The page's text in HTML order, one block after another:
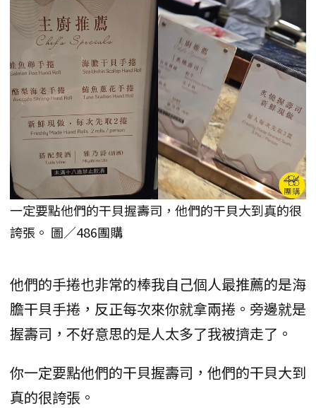
一定要點他們的干貝握壽司，他們的干貝大到真的很
誇張。 圖／486團購
他們的手捲也非常的棒我自己個人最推薦的是海
膽干貝手捲，反正每次來你就拿兩捲。旁邊就是
握壽司，不好意思的是人太多了我被擠走了。
你一定要點他們的干貝握壽司，他們的干貝大到
真的很誇張。